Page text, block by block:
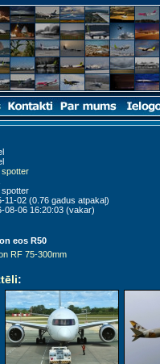
spotter
spotter
11-02 (0.76 gadus atpakaļ)
08-06 16:20:03 (vakar)
eos R50
RF 75-300mm
: